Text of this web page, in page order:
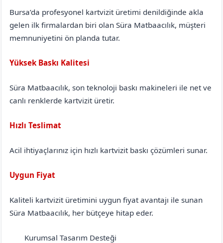
Bursa’da profesyonel kartvizit üretimi denildiğinde akla
gelen ilk firmalardan biri olan Süra Matbaacılık, müşteri
memnuniyetini ön planda tutar.
Yüksek Baskı Kalitesi
Süra Matbaacılık, son teknoloji baskı makineleri ile net ve
canlı renklerde kartvizit üretir.
Hızlı Teslimat
Acil ihtiyaçlarınız için hızlı kartvizit baskı çözümleri sunar.
Uygun Fiyat
Kaliteli kartvizit üretimini uygun fiyat avantajı ile sunan
Süra Matbaacılık, her bütçeye hitap eder.
Kurumsal Tasarım Desteği